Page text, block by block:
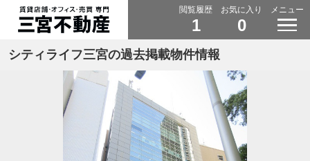
閲覧履歴
1
お気に入り
0
メニュー
シティライフ三宮の過去掲載物件情報